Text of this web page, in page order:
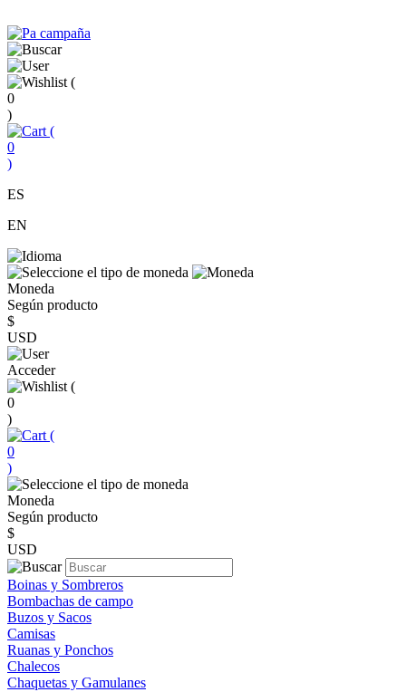
(
0
)
(
0
)
ES
EN
Moneda
Según producto
$
USD
Acceder
(
0
)
(
0
)
Moneda
Según producto
$
USD
Boinas y Sombreros
Bombachas de campo
Buzos y Sacos
Camisas
Ruanas y Ponchos
Chalecos
Chaquetas y Gamulanes